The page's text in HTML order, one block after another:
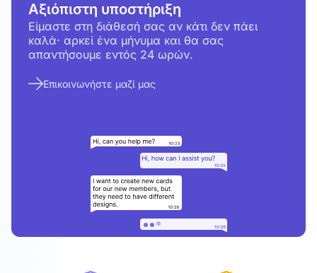
Αξιόπιστη υποστήριξη
Είμαστε στη διάθεσή σας αν κάτι δεν πάει
καλά· αρκεί ένα μήνυμα και θα σας
απαντήσουμε εντός 24 ωρών.
Επικοινωνήστε μαζί μας